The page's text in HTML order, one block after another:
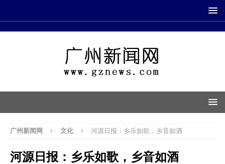
广州新闻网 文化 河源日报：乡乐如歌，乡音如酒
河源日报：乡乐如歌，乡音如酒